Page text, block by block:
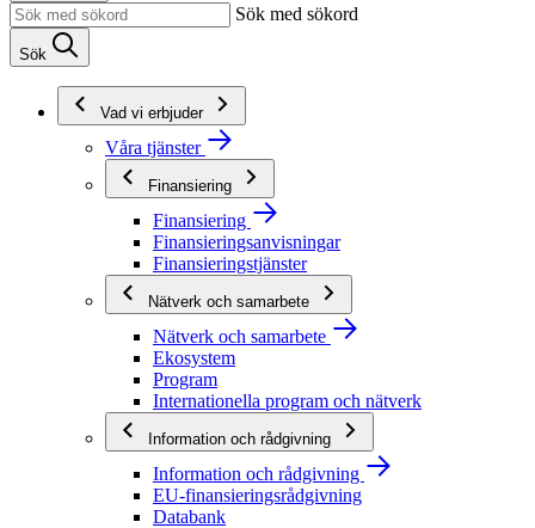
Sök med sökord
Sök
Vad vi erbjuder
Våra tjänster
Finansiering
Finansiering
Finansieringsanvisningar
Finansieringstjänster
Nätverk och samarbete
Nätverk och samarbete
Ekosystem
Program
Internationella program och nätverk
Information och rådgivning
Information och rådgivning
EU-finansieringsrådgivning
Databank